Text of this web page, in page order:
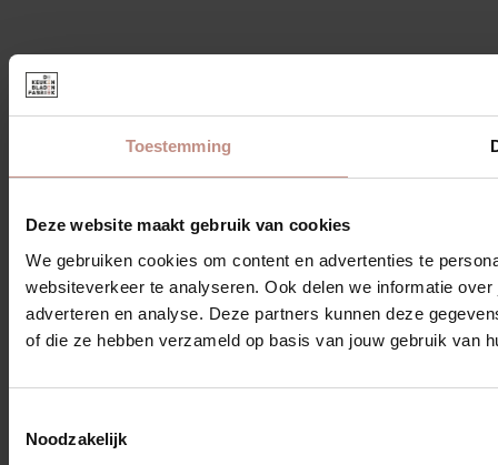
Toestemming
Deze website maakt gebruik van cookies
We gebruiken cookies om content en advertenties te
websiteverkeer te analyseren. Ook delen we informatie
adverteren en analyse. Deze partners kunnen deze
of die ze hebben verzameld op basis van jouw gebruik van
Noodzakelijk
Facebook
© 2026 De Keukenbladen Fabriek
⚡ door Milestoners